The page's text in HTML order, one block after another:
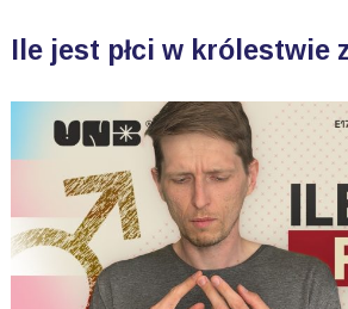
Ile jest płci w królestwie